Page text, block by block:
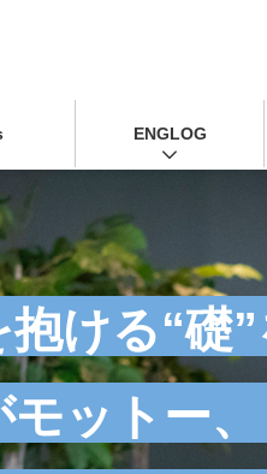
ENGLOG
ける“礎
ットー、